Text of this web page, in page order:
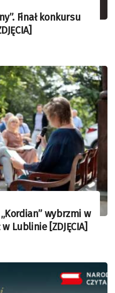
Finał konkursu
wybrzmi w
Lublinie [ZDJĘCIA]